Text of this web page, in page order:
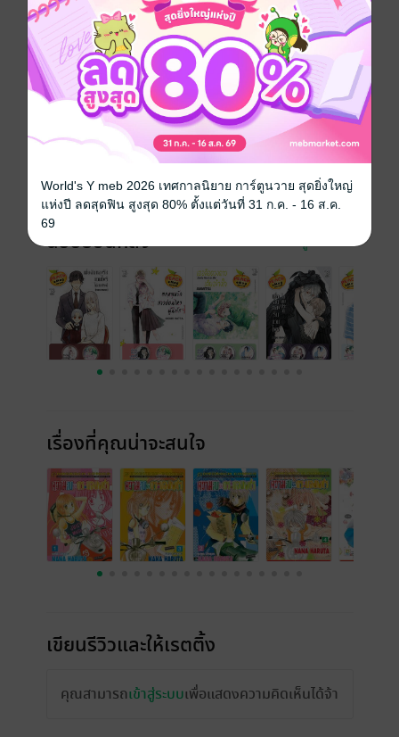
หาซื้ออ่านได้แล้วในรูปแบบอีบุ๊ก วางจำหน่ายทุกวันศุกร์
เว้นศุกร์
ประเภทไฟล์ pdf
วันที่วางขาย 11 กันยายน 2563
ราคาปก 80 บาท (ประหยัด 56%)
ฉบับย้อนหลัง
เรื่องที่คุณน่าจะสนใจ
เขียนรีวิวและให้เรตติ้ง
คุณสามารถเข้าสู่ระบบเพื่อแสดงความคิดเห็นได้จ้า
World's Y meb 2026 เทศกาลนิยาย การ์ตูนวาย สุดยิ่งใหญ่
แห่งปี ลดสุดฟิน สูงสุด 80% ตั้งแต่วันที่ 31 ก.ค. - 16 ส.ค.
69